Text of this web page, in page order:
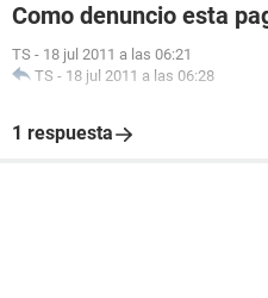
Como denuncio esta
TS - 18 jul 2011 a las 06:21
TS - 18 jul 2011 a las 06:28
1 respuesta